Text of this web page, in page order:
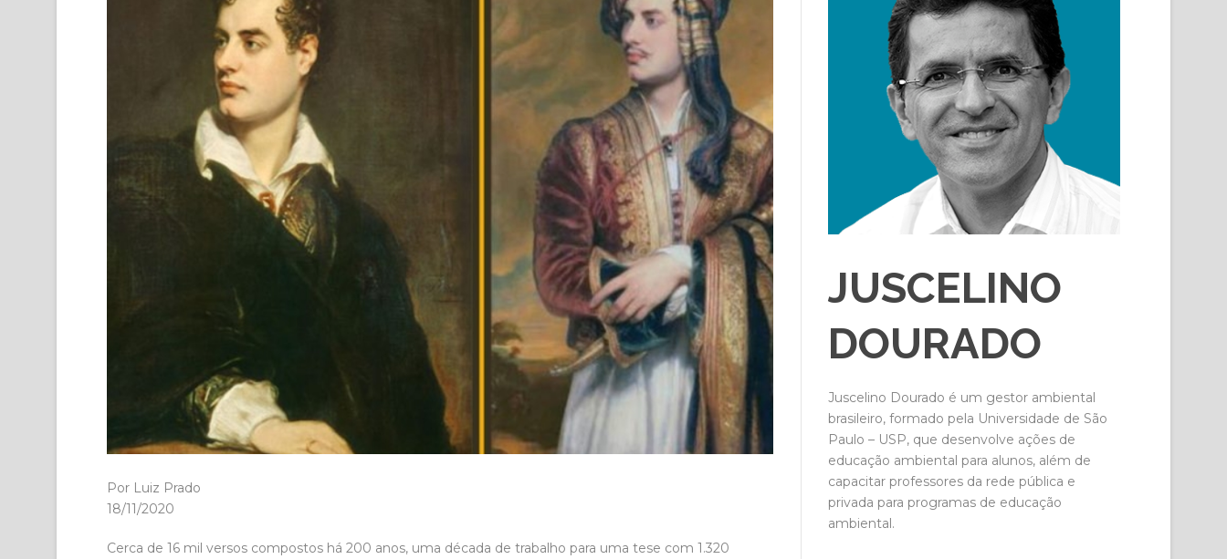
Por Luiz Prado
18/11/2020
Cerca de 16 mil versos compostos há 200 anos, uma década de trabalho para uma tese com 1.320
JUSCELINO
DOURADO
Juscelino Dourado é um gestor ambiental
brasileiro, formado pela Universidade de São
Paulo – USP, que desenvolve ações de
educação ambiental para alunos, além de
capacitar professores da rede pública e
privada para programas de educação
ambiental.